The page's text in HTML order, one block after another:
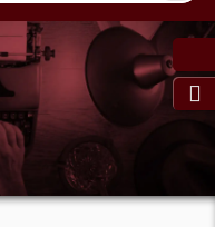
